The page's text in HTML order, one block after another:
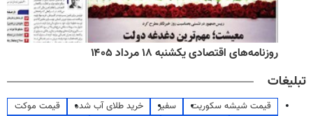
روزنامه‌های اقتصادی یکشنبه ۱۸ مرداد ۱۴۰۵
تبلیغات
قیمت شیشه سکوریت سفیر خرید طلای آب شده
قیمت موکت